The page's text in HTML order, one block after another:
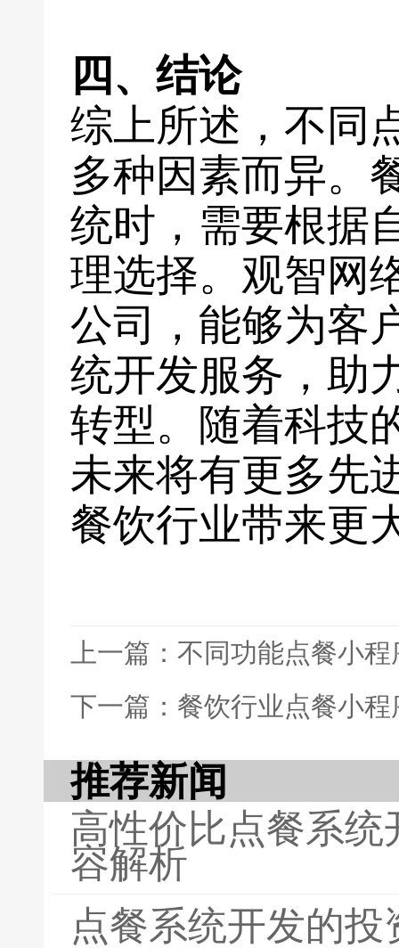
四、结论
综上所述，不同
多种因素而异。
统时，需要根据
理选择。观智网
公司，能够为客
统开发服务，助
转型。随着科技
未来将有更多先
餐饮行业带来更
上一篇：不同功能点餐小
下一篇：餐饮行业点餐小
推荐新闻
高性价比点餐系
容解析
点餐系统开发的